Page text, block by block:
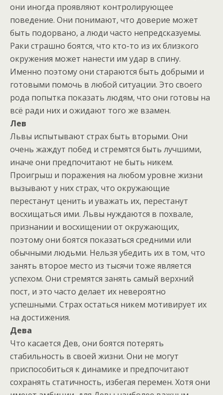
они иногда проявляют контролирующее
поведение. Они понимают, что доверие может
быть подорвано, а люди часто непредсказуемы.
Раки страшно боятся, что кто-то из их близкого
окружения может нанести им удар в спину.
Именно поэтому они стараются быть добрыми и
готовыми помочь в любой ситуации. Это своего
рода попытка показать людям, что они готовы на
всё ради них и ожидают того же взамен.
Лев
Львы испытывают страх быть вторыми. Они
очень жаждут побед и стремятся быть лучшими,
иначе они предпочитают не быть никем.
Проигрыш и поражения на любом уровне жизни
вызывают у них страх, что окружающие
перестанут ценить и уважать их, перестанут
восхищаться ими. Львы нуждаются в похвале,
признании и восхищении от окружающих,
поэтому они боятся показаться средними или
обычными людьми. Нельзя убедить их в том, что
занять второе место из тысячи тоже является
успехом. Они стремятся занять самый верхний
пост, и это часто делает их невероятно
успешными. Страх остаться никем мотивирует их
на достижения.
Дева
Что касается Дев, они боятся потерять
стабильность в своей жизни. Они не могут
приспособиться к динамике и предпочитают
сохранять статичность, избегая перемен. Хотя они